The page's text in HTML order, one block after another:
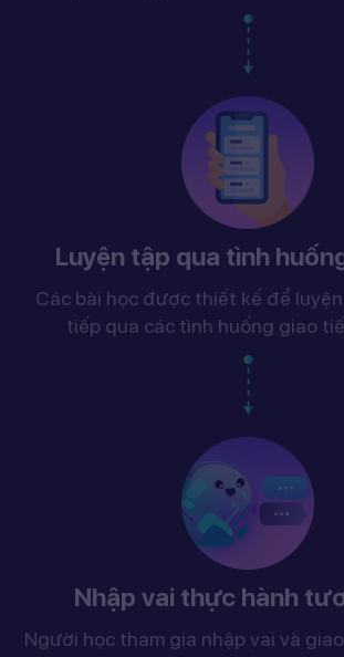
Luyện tập qua tình
Các bài học được thiết kế để
tiếp qua các tình huống giao
Nhập vai thực hành
Người học tham gia nhập vai và